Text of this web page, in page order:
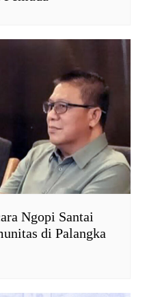
Ngopi Santai
di Palangka